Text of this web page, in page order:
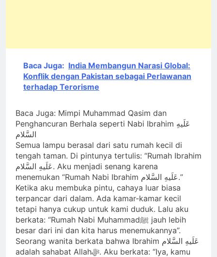
Baca Juga: India Membangun Narasi Global:
Konflik dengan Pakistan sebagai Perlawanan
terhadap Terorisme
Baca Juga: Mimpi Muhammad Qasim dan
Penghancuran Berhala seperti Nabi Ibrahim عَلَیهِ‌
السَّلام
Semua lampu berasal dari satu rumah kecil di
tengah taman. Di pintunya tertulis: “Rumah Ibrahim
عَلَیهِ‌ السَّلام. Aku menjadi senang karena
menemukan “Rumah Nabi Ibrahim عَلَیهِ‌ السَّلام.”
Ketika aku membuka pintu, cahaya luar biasa
terpancar dari dalam. Ada kamar-kamar kecil
tetapi hanya cukup untuk kami duduk. Lalu aku
berkata: “Rumah Nabi Muhammadﷺ jauh lebih
besar dari ini dan kita harus menemukannya”.
Seorang wanita berkata bahwa Ibrahim عَلَیهِ‌ السَّلام
adalah sahabat Allahﷻ. Aku berkata: “Iya, kamu